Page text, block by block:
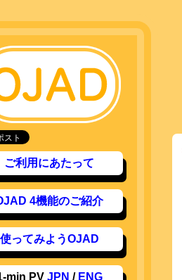
ご利用にあたって
4機能のご紹介
使ってみようOJAD
min PV JPN / ENG